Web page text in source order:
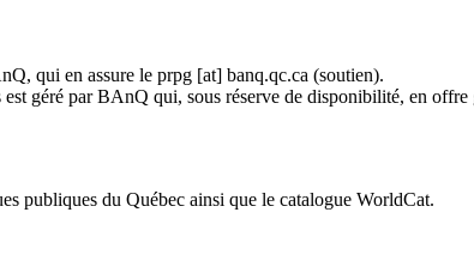
qui en assure le prpg [at] banq.qc.ca (soutien).
géré par BAnQ qui, sous réserve de disponibilité, en
publiques du Québec ainsi que le catalogue WorldCat.